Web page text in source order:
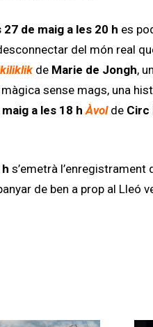
27 de maig a les 20 h es
del món real
deMarie de Jongh,
sense mags, una
a les 18 hÀvol deCirc
s’emetrà l’enregistrament
de ben a prop al Lleó